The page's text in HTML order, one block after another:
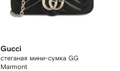
Gucci
стеганая мини-сумка GG
Marmont